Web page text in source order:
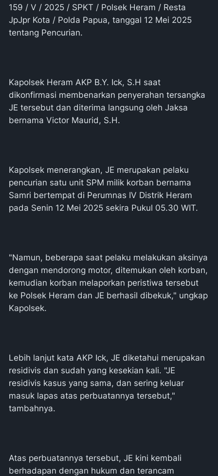
159 / V / 2025 / SPKT / Polsek Heram / Resta
JpJpr Kota / Polda Papua, tanggal 12 Mei 2025
tentang Pencurian.
Kapolsek Heram AKP B.Y. Ick, S.H saat
dikonfirmasi membenarkan penyerahan tersangka
JE tersebut dan diterima langsung oleh Jaksa
bernama Victor Maurid, S.H.
Kapolsek menerangkan, JE merupakan pelaku
pencurian satu unit SPM milik korban bernama
Samri bertempat di Perumnas IV Distrik Heram
pada Senin 12 Mei 2025 sekira Pukul 05.30 WIT.
"Namun, beberapa saat pelaku melakukan aksinya
dengan mendorong motor, ditemukan oleh korban,
kemudian korban melaporkan peristiwa tersebut
ke Polsek Heram dan JE berhasil dibekuk," ungkap
Kapolsek.
Lebih lanjut kata AKP Ick, JE diketahui merupakan
residivis dan sudah yang kesekian kali. "JE
residivis kasus yang sama, dan sering keluar
masuk lapas atas perbuatannya tersebut,"
tambahnya.
Atas perbuatannya tersebut, JE kini kembali
berhadapan dengan hukum dan terancam